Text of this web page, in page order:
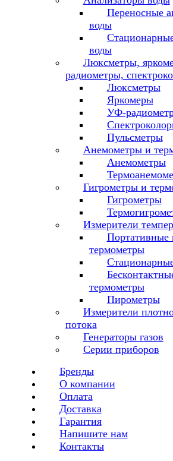
Переносные
воды
воды
Люксметры,
радиометры,
Люксметры
Яркомеры
УФ-
Пульсметры
Анемометры и
Анемометры
Гигрометры и
Гигрометры
Измерители
Портативные
термометры
термометры
Пирометры
Измерители
потока
Генераторы газов
Серии приборов
Бренды
О компании
Оплата
Доставка
Гарантия
Напишите нам
Контакты